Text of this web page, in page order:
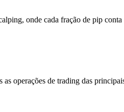
onde cada fração de pip
as operações de trading das